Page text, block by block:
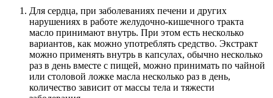
Для сердца, при заболеваниях печени и других
нарушениях в работе желудочно-кишечного тракта
масло принимают внутрь. При этом есть несколько
вариантов, как можно употреблять средство. Экстракт
можно применять внутрь в капсулах, обычно несколько
раз в день вместе с пищей, можно принимать по чайной
или столовой ложке масла несколько раз в день,
количество зависит от массы тела и тяжести